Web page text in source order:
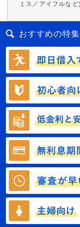
ミス／アイフルな
おすすめの特